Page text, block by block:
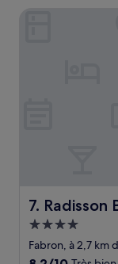
7. Radisson
Radisson Blu
Hébergement
4.0 étoiles
Fabron, à 2,7 km